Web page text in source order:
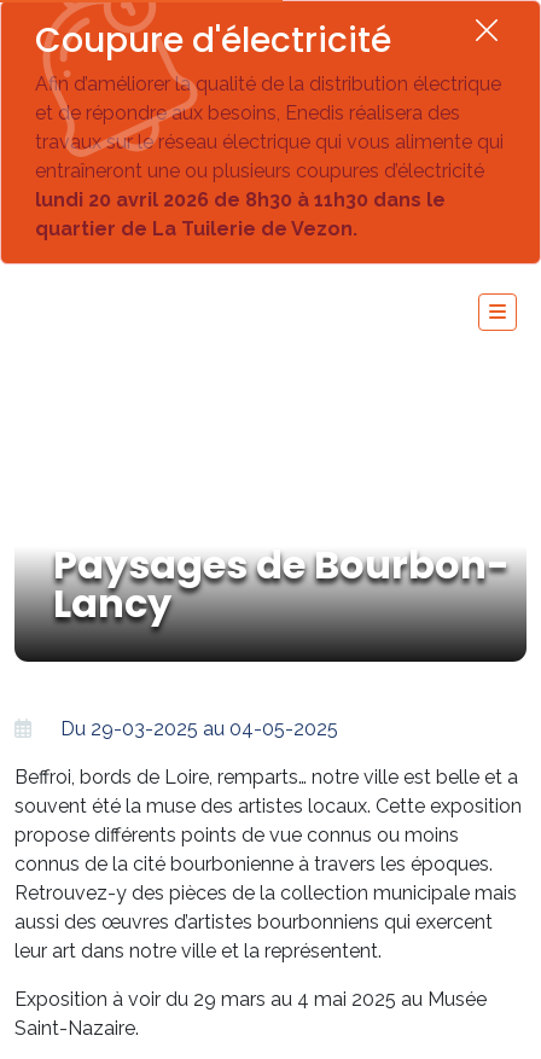
Coupure d'électricité
Afin d’améliorer la qualité de la distribution électrique
et de répondre aux besoins, Enedis réalisera des
travaux sur le réseau électrique qui vous alimente qui
entraîneront une ou plusieurs coupures d’électricité
lundi 20 avril 2026 de 8h30 à 11h30 dans le
quartier de La Tuilerie de Vezon.
Paysages de Bourbon-
Lancy
Du 29-03-2025 au 04-05-2025
Beffroi, bords de Loire, remparts… notre ville est belle et a
souvent été la muse des artistes locaux. Cette exposition
propose différents points de vue connus ou moins
connus de la cité bourbonienne à travers les époques.
Retrouvez-y des pièces de la collection municipale mais
aussi des œuvres d’artistes bourbonniens qui exercent
leur art dans notre ville et la représentent.
Exposition à voir du 29 mars au 4 mai 2025 au Musée
Saint-Nazaire.